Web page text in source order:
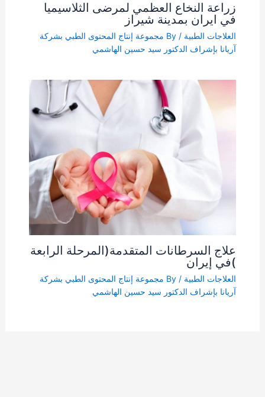
زراعة النخاع العظمي لمرضى الثلاسيميا
في ايران بمدينة شيراز
العلاجات الطبية / By
مجموعة إنتاج المحتوى الطبي بشركة
آریانا بإشراف الدكتور سيد حسين الهاشمي
علاج السرطانات المتقدمة(المرحلة الرابعة
)في إيران
العلاجات الطبية / By
مجموعة إنتاج المحتوى الطبي بشركة
آریانا بإشراف الدكتور سيد حسين الهاشمي